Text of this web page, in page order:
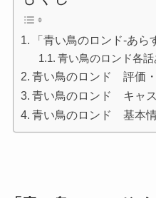
「青い鳥のロンド-あら
青い鳥のロンド各話
青い鳥のロンド 評価
青い鳥のロンド キャ
青い鳥のロンド 基本